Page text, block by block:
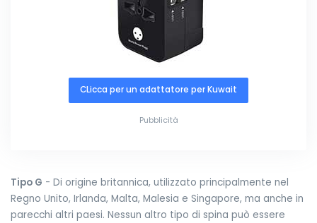
CLicca per un adattatore per Kuwait
Pubblicità
Tipo G - Di origine britannica, utilizzato principalmente nel
Regno Unito, Irlanda, Malta, Malesia e Singapore, ma anche in
parecchi altri paesi. Nessun altro tipo di spina può essere